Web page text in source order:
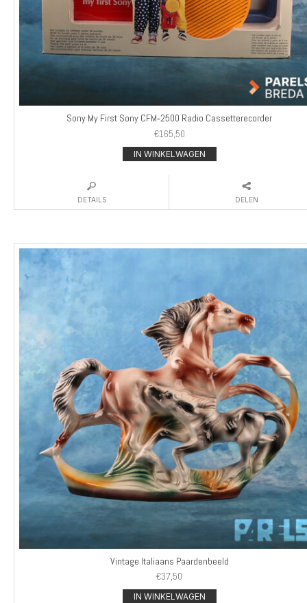
Sony My First Sony CFM‑2500 Radio Cassetterecorder
€165,50
IN WINKELWAGEN
DETAILS DELEN
Vintage Italiaans Paardenbeeld
€37,50
IN WINKELWAGEN